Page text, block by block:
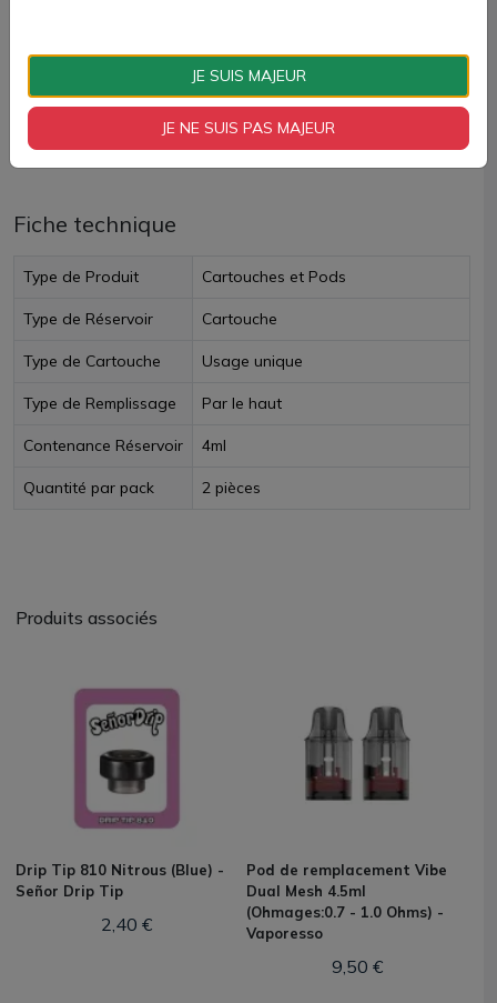
Paiement 100% sécurisé
Livraison rapide
Fiche technique
Type de Produit Cartouches et Pods
Type de Réservoir Cartouche
Type de Cartouche Usage unique
Type de Remplissage Par le haut
Contenance Réservoir 4ml
Quantité par pack 2 pièces
Produits associés
Drip Tip 810 Nitrous (Blue) -
Señor Drip Tip
2,40 €
Pod de remplacement Vibe
Dual Mesh 4.5ml
(Ohmages:0.7 - 1.0 Ohms) -
Vaporesso
9,50 €
JE SUIS MAJEUR
JE NE SUIS PAS MAJEUR